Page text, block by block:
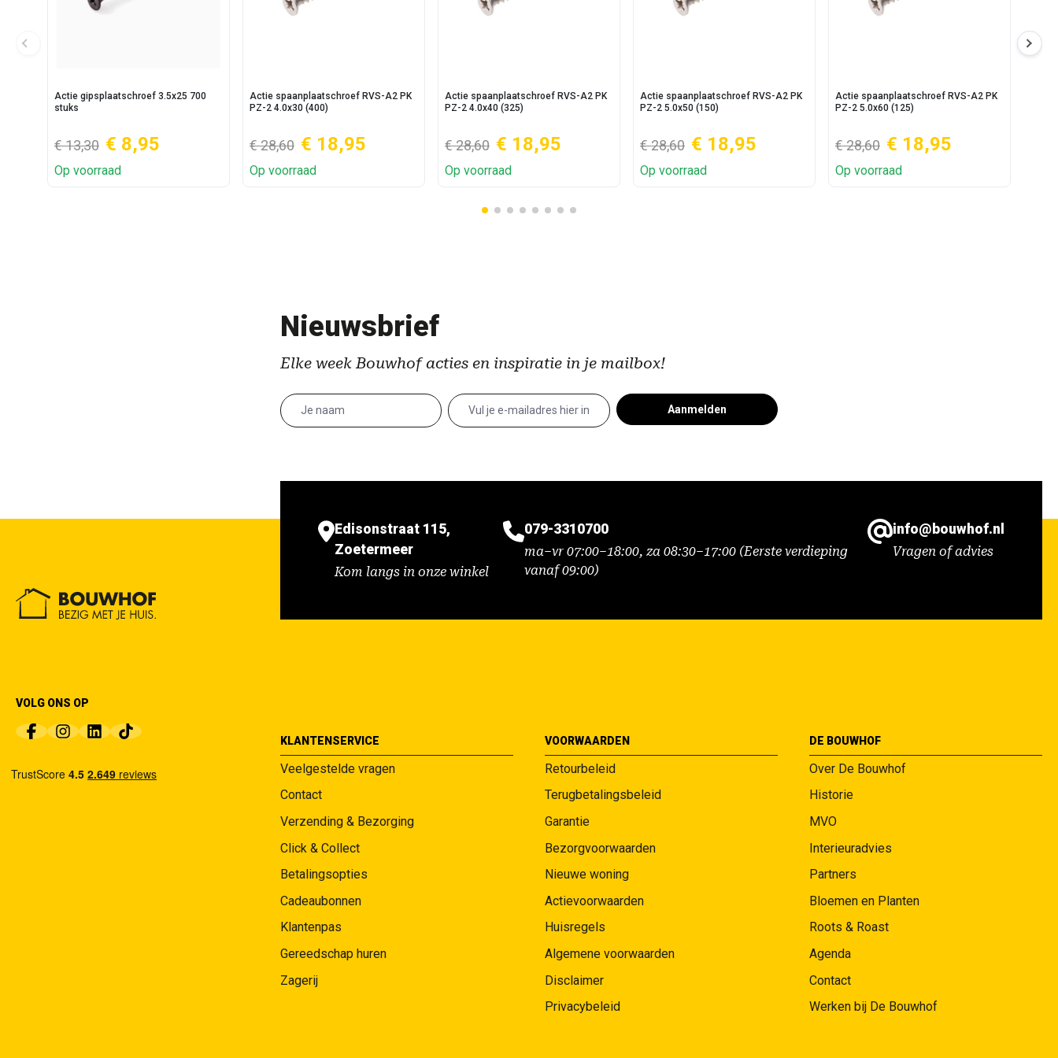
Actie gipsplaatschroef 3.5x25 700
stuks
€ 13,30 € 8,95
Op voorraad
Actie spaanplaatschroef RVS-A2 PK
PZ-2 4.0x30 (400)
€ 28,60 € 18,95
Op voorraad
Actie spaanplaatschroef RVS-A2 PK
PZ-2 4.0x40 (325)
€ 28,60 € 18,95
Op voorraad
Actie spaanplaatschroef RVS-A2 PK
PZ-2 5.0x50 (150)
€ 28,60 € 18,95
Op voorraad
Actie spaanplaatschroef RVS-A2 PK
PZ-2 5.0x60 (125)
€ 28,60 € 18,95
Op voorraad
Nieuwsbrief
Elke week Bouwhof acties en inspiratie in je mailbox!
Aanmelden
Edisonstraat 115,
Zoetermeer
Kom langs in onze winkel
079-3310700
ma–vr 07:00–18:00, za 08:30–17:00 (Eerste verdieping
vanaf 09:00)
info@bouwhof.nl
Vragen of advies
VOLG ONS OP
KLANTENSERVICE
Veelgestelde vragen
Contact
Verzending & Bezorging
Click & Collect
Betalingsopties
Cadeaubonnen
Klantenpas
Gereedschap huren
Zagerij
VOORWAARDEN
Retourbeleid
Terugbetalingsbeleid
Garantie
Bezorgvoorwaarden
Nieuwe woning
Actievoorwaarden
Huisregels
Algemene voorwaarden
Disclaimer
Privacybeleid
DE BOUWHOF
Over De Bouwhof
Historie
MVO
Interieuradvies
Partners
Bloemen en Planten
Roots & Roast
Agenda
Contact
Werken bij De Bouwhof